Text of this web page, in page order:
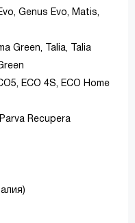
Genus Evo, Matis,
Green, Talia, Talia
ECO 4S, ECO Home
Recupera